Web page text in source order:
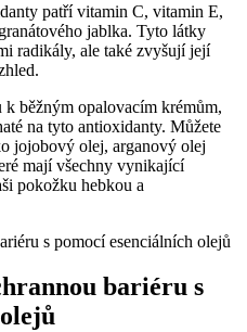
patří vitamin C, vitamin E,
jablka. Tyto látky
radikály, ale také zvyšují její
běžným opalovacím krémům,
na tyto antioxidanty. Můžete
jojobový olej, arganový olej
mají všechny vynikající
pokožku hebkou a
bariéru s